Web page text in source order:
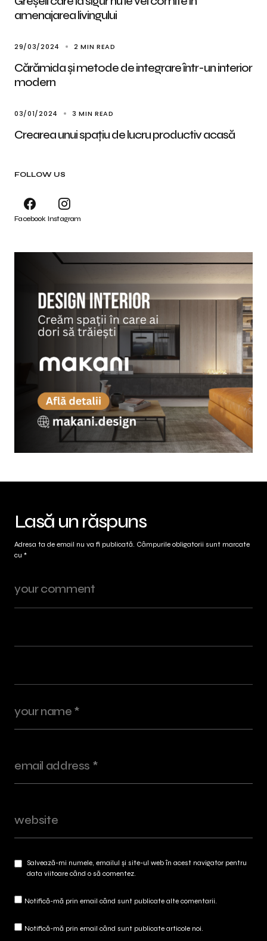
amenajarea livingului
29/03/2024 2 MIN READ
Cărămida și metode de integrare într-un interior
modern
03/01/2024 3 MIN READ
Crearea unui spațiu de lucru productiv acasă
FOLLOW US
Facebook Instagram
Lasă un răspuns
Adresa ta de email nu va fi publicată. Câmpurile obligatorii sunt marcate
cu *
Salvează-mi numele, emailul și site-ul web în acest navigator pentru
data viitoare când o să comentez.
Notifică-mă prin email când sunt publicate alte comentarii.
Notifică-mă prin email când sunt publicate articole noi.